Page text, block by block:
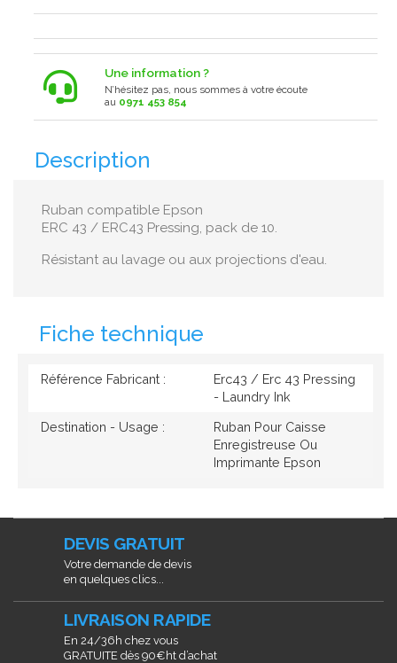
Une information ?
N’hésitez pas, nous sommes à votre écoute
au 0971 453 854
Description
Ruban compatible Epson
ERC 43 / ERC43 Pressing, pack de 10.
Résistant au lavage ou aux projections d'eau.
Fiche technique
Référence Fabricant :
Erc43 / Erc 43 Pressing
- Laundry Ink
Destination - Usage :
Ruban Pour Caisse
Enregistreuse Ou
Imprimante Epson
DEVIS GRATUIT
Votre demande de devis
en quelques clics...
LIVRAISON RAPIDE
En 24/36h chez vous
GRATUITE dès 90€ht d’achat